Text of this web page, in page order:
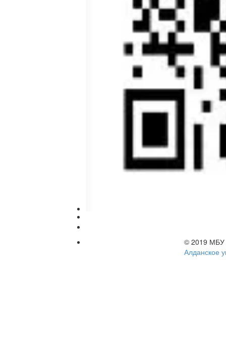
© 2019
Алданское